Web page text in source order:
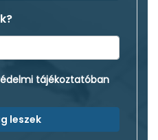
tájékoztatóban
leszek